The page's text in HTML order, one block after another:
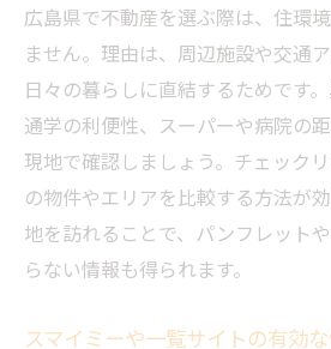
交通アクセスと利便性の
口コミやランキングを活
不動産売買で重視したい
広島の住環境が選ばれる
広島のおすすめ不動産エリア
を解説
広島で不動産売買におす
広島県で不動産を選ぶ際は、住環
ません。理由は、周辺施設や交通
日々の暮らしに直結するためです
通学の利便性、スーパーや病院の
現地で確認しましょう。チェック
の物件やエリアを比較する方法が
地を訪れることで、パンフレット
らない情報も得られます。
スマイミーや一覧サイトの有効